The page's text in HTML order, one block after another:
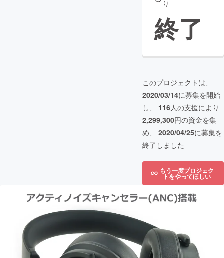
り
終了
このプロジェクトは、
2020/03/14に募集を開始
し、 116人の支援により
2,299,300円の資金を集
め、 2020/04/25に募集を
終了しました
もう一度プロジェク
トをやってほしい